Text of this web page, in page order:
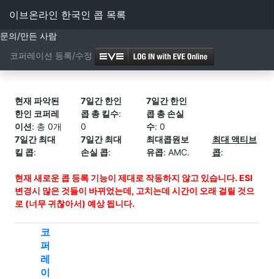
이브온라인 한국인 콥 목록
문의/만든 사람
코퍼레이션 등록/수정
현재 파악된
한인 코퍼레
이션: 총 0개
7일간 한인
콥 총 킬수:
0
7일간 한인
콥 총 손실
수: 0
7일간 최대
킬 콥:
7일간 최대
손실 콥:
최대콥원보
유콥: AMC.
최대 액티브
콥:
현재 새로운 콥 등록 기능이 제대로 작동하지 않고 있습니다. ESI
변경시 많은 것들이 바뀌었는데, 고치는데 시간이 오래 걸릴 것으
로 (너무 귀찮아서) 예상 됩니다.
코
퍼
레
이